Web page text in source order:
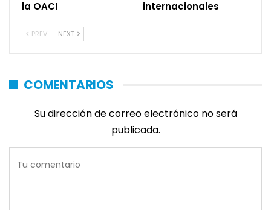
la OACI internacionales
PREV NEXT
COMENTARIOS
Su dirección de correo electrónico no será
publicada.